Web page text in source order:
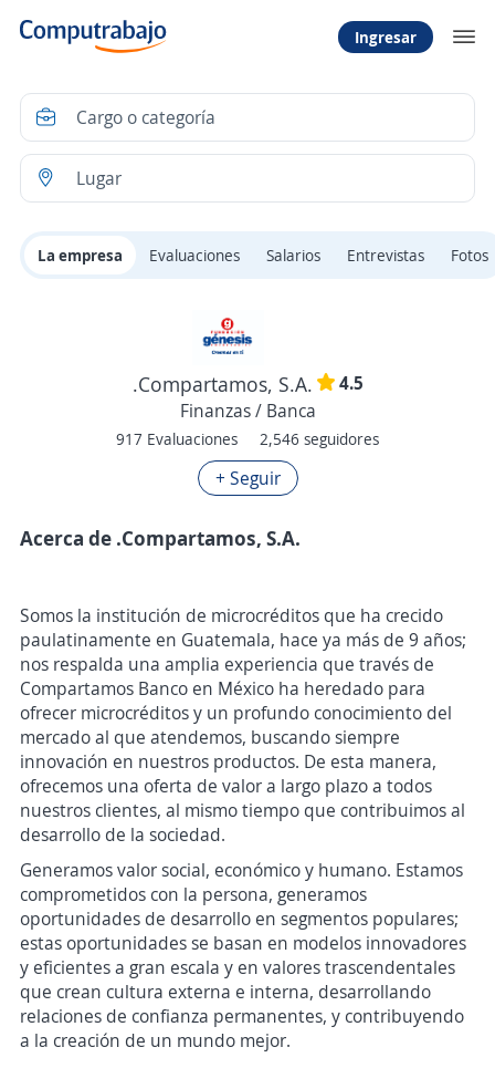
Ingresar
La empresa Evaluaciones Salarios Entrevistas Fotos
.Compartamos, S.A.
4.5
Finanzas / Banca
917 Evaluaciones 2,546 seguidores
+ Seguir
Acerca de .Compartamos, S.A.
Somos la institución de microcréditos que ha crecido
paulatinamente en Guatemala, hace ya más de 9 años;
nos respalda una amplia experiencia que través de
Compartamos Banco en México ha heredado para
ofrecer microcréditos y un profundo conocimiento del
mercado al que atendemos, buscando siempre
innovación en nuestros productos. De esta manera,
ofrecemos una oferta de valor a largo plazo a todos
nuestros clientes, al mismo tiempo que contribuimos al
desarrollo de la sociedad.
Generamos valor social, económico y humano. Estamos
comprometidos con la persona, generamos
oportunidades de desarrollo en segmentos populares;
estas oportunidades se basan en modelos innovadores
y eficientes a gran escala y en valores trascendentales
que crean cultura externa e interna, desarrollando
relaciones de confianza permanentes, y contribuyendo
a la creación de un mundo mejor.